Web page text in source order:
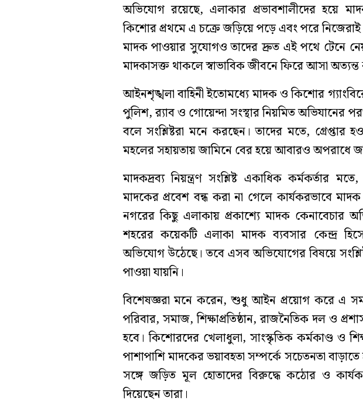
অভিযোগ রয়েছে, এলাকার প্রভাবশালীদের হয়ে
কিশোর প্রথমে এ চক্রে জড়িয়ে পড়ে এবং পরে নিজেরাই
মাদক পাওয়ার সুযোগও তাদের দ্রুত এই পথে টেনে
মাদকাসক্ত থাকলে স্বাভাবিক জীবনে ফিরে আসা
আইনশৃঙ্খলা বাহিনী ইতোমধ্যে মাদক ও কিশোর
পুলিশ, র‍্যাব ও গোয়েন্দা সংস্থার নিয়মিত অভিযানের
বলে সংশ্লিষ্টরা মনে করছেন। তাদের মতে, গ্রেপ্তার
মহলের সহায়তায় জামিনে বের হয়ে আবারও অপরাধে
মাদকদ্রব্য নিয়ন্ত্রণ সংশ্লিষ্ট একাধিক কর্মকর্তার
মাদকের প্রবেশ বন্ধ করা না গেলে কার্যকরভাবে
নগরের কিছু এলাকায় প্রকাশ্যে মাদক কেনাবেচার
শহরের কয়েকটি এলাকা মাদক ব্যবসার কেন্দ্র
অভিযোগ উঠেছে। তবে এসব অভিযোগের বিষয়ে
পাওয়া যায়নি।
বিশেষজ্ঞরা মনে করেন, শুধু আইন প্রয়োগ করে এ
পরিবার, সমাজ, শিক্ষাপ্রতিষ্ঠান, রাজনৈতিক দল ও
হবে। কিশোরদের খেলাধুলা, সাংস্কৃতিক কর্মকাণ্ড ও
পাশাপাশি মাদকের ভয়াবহতা সম্পর্কে সচেতনতা
সঙ্গে জড়িত মূল হোতাদের বিরুদ্ধে কঠোর ও
দিয়েছেন তারা।